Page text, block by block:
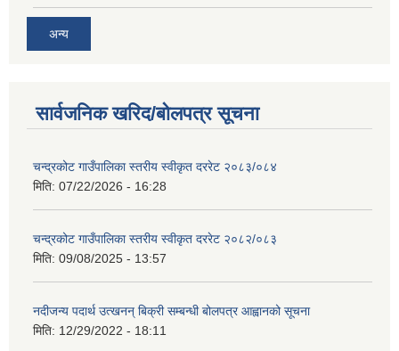
अन्य
सार्वजनिक खरिद/बोलपत्र सूचना
चन्द्रकोट गाउँपालिका स्तरीय स्वीकृत दररेट २०८३/०८४
मिति: 07/22/2026 - 16:28
चन्द्रकोट गाउँपालिका स्तरीय स्वीकृत दररेट २०८२/०८३
मिति: 09/08/2025 - 13:57
नदीजन्य पदार्थ उत्खनन् बिक्री सम्बन्धी बोलपत्र आह्वानको सूचना
मिति: 12/29/2022 - 18:11